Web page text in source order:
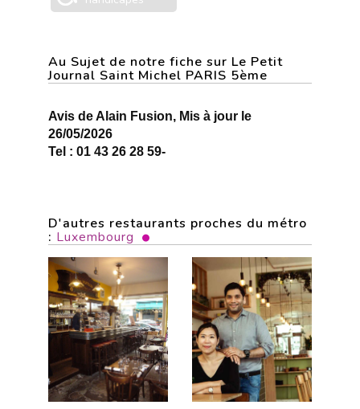
Au Sujet de notre fiche sur Le Petit
Journal Saint Michel PARIS 5ème
Avis de Alain Fusion, Mis à jour le
26/05/2026
Tel : 01 43 26 28 59-
D'autres restaurants proches du métro
: Luxembourg